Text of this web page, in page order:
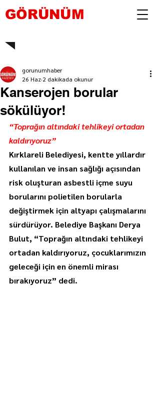
GÖRÜNÜM
Kanserojen borular
sökülüyor!
gorunumhaber
26 Haz 2 dakikada okunur
“Toprağın altındaki tehlikeyi ortadan
kaldırıyoruz”
Kırklareli Belediyesi, kentte yıllardır
kullanılan ve insan sağlığı açısından
risk oluşturan asbestli içme suyu
borularını polietilen borularla
değiştirmek için altyapı çalışmalarını
sürdürüyor. Belediye Başkanı Derya
Bulut, “Toprağın altındaki tehlikeyi
ortadan kaldırıyoruz, çocuklarımızın
geleceği için en önemli mirası
bırakıyoruz” dedi.